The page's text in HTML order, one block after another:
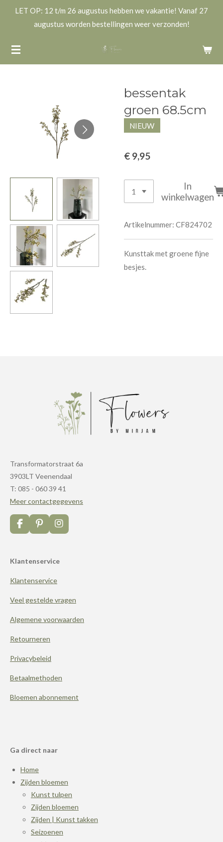
de
hoofdinhoud
LET OP: 12 t/m 26 augustus hebben we vakantie! Vanaf 27
augustus worden bestellingen weer verzonden!
bessentak
groen 68.5cm
NIEUW
€ 9,95
In
winkelwagen
Artikelnummer: CF824702
Kunsttak met groene fijne
besjes.
Transformatorstraat 6a
3903LT Veenendaal
T: 085 - 060 39 41
Meer contactgegevens
F
a
b
o
P
i
e
e
t
I
n
a
m
Klantenservice
Klantenservice
Veel gestelde vragen
Algemene voorwaarden
Retourneren
Privacybeleid
Betaalmethoden
Bloemen abonnement
Ga direct naar
Home
Zijden bloemen
Kunst tulpen
Zijden bloemen
Zijden | Kunst takken
Seizoenen